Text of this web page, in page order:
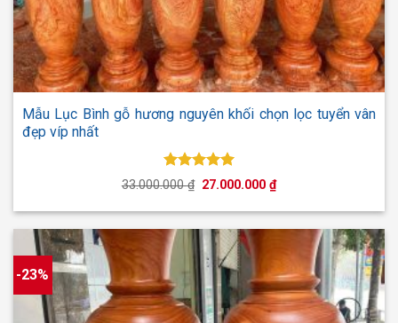
Mẫu Lục Bình gỗ hương nguyên khối chọn lọc tuyển vân
đẹp víp nhất
Được xếp
hạng5.00
5 sao
33.000.000₫ Giá
là:
27.000.000₫Giá
hiện
tại
27.000.000 ₫.
-23%